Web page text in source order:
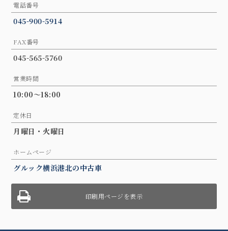
電話番号
045-900-5914
FAX番号
045-565-5760
営業時間
10:00～18:00
定休日
月曜日・火曜日
ホームページ
グルック横浜港北の中古車
印刷用ページを表示